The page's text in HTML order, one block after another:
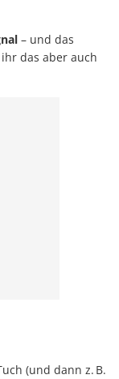
– und das
das aber auch
(und dann z. B.